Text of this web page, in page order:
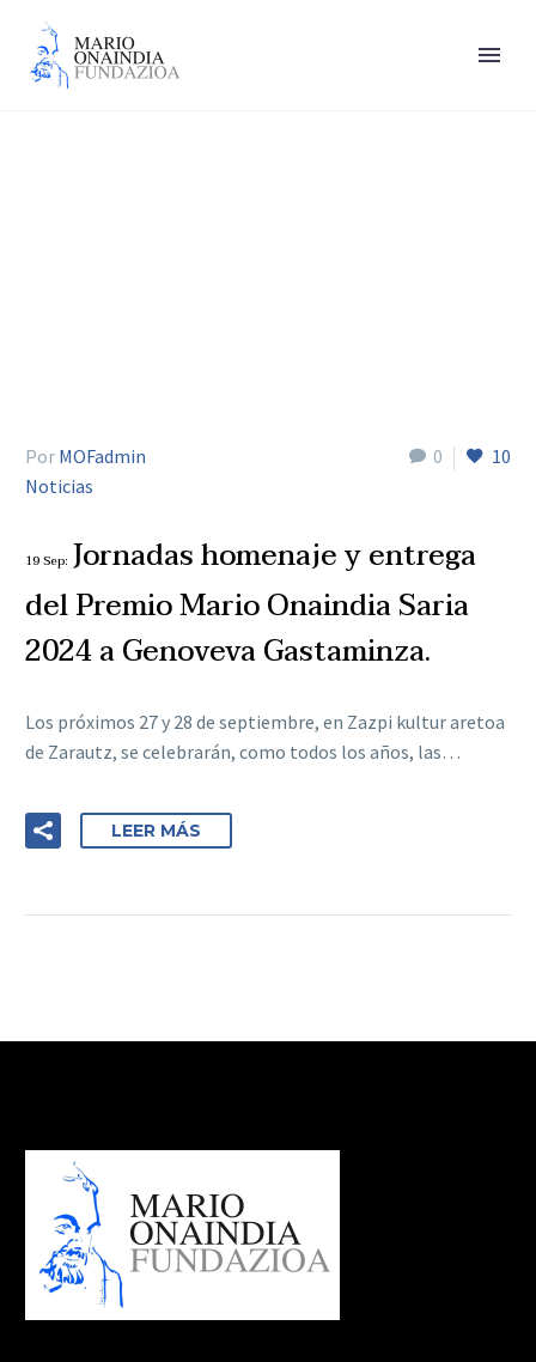
0 10
Por MOFadmin
Noticias
19 Sep: Jornadas homenaje y entrega
del Premio Mario Onaindia Saria
2024 a Genoveva Gastaminza.
Los próximos 27 y 28 de septiembre, en Zazpi kultur aretoa
de Zarautz, se celebrarán, como todos los años, las…
LEER MÁS